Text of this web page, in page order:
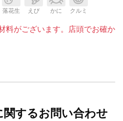
落花生 えび かに クルミ
料がございます。店頭でお確か
するお問い合わせ